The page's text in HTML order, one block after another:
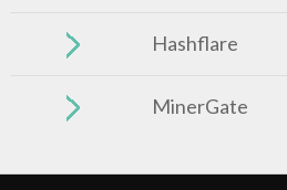
Hashflare
MinerGate